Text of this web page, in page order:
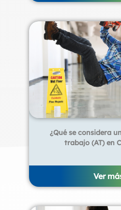
¿Qué se considera
trabajo (AT) en
Ver